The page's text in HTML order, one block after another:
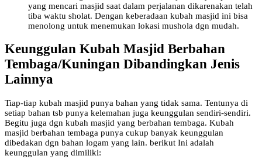
yang mencari masjid saat dalam perjalanan dikarenakan telah
tiba waktu sholat. Dengan keberadaan kubah masjid ini bisa
menolong untuk menemukan lokasi mushola dgn mudah.
Keunggulan Kubah Masjid Berbahan
Tembaga/Kuningan Dibandingkan Jenis
Lainnya
Tiap-tiap kubah masjid punya bahan yang tidak sama. Tentunya di
setiap bahan tsb punya kelemahan juga keunggulan sendiri-sendiri.
Begitu juga dgn kubah masjid yang berbahan tembaga. Kubah
masjid berbahan tembaga punya cukup banyak keunggulan
dibedakan dgn bahan logam yang lain. berikut Ini adalah
keunggulan yang dimiliki: